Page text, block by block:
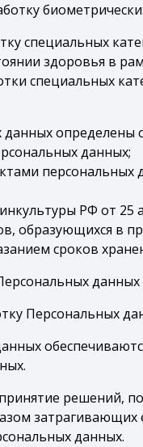
специальных
здоровья в
специальных
определены
данных;
РФ от 25
образующихся в
сроков
Персональных
решений,
затрагивающих
данных.